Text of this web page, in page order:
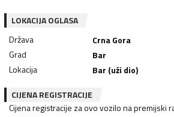
LOKACIJA OGLASA
Država
Crna Gora
Grad
Bar
Lokacija
Bar (uži dio)
CIJENA REGISTRACIJE
Cijena registracije za ovo vozilo na premijski